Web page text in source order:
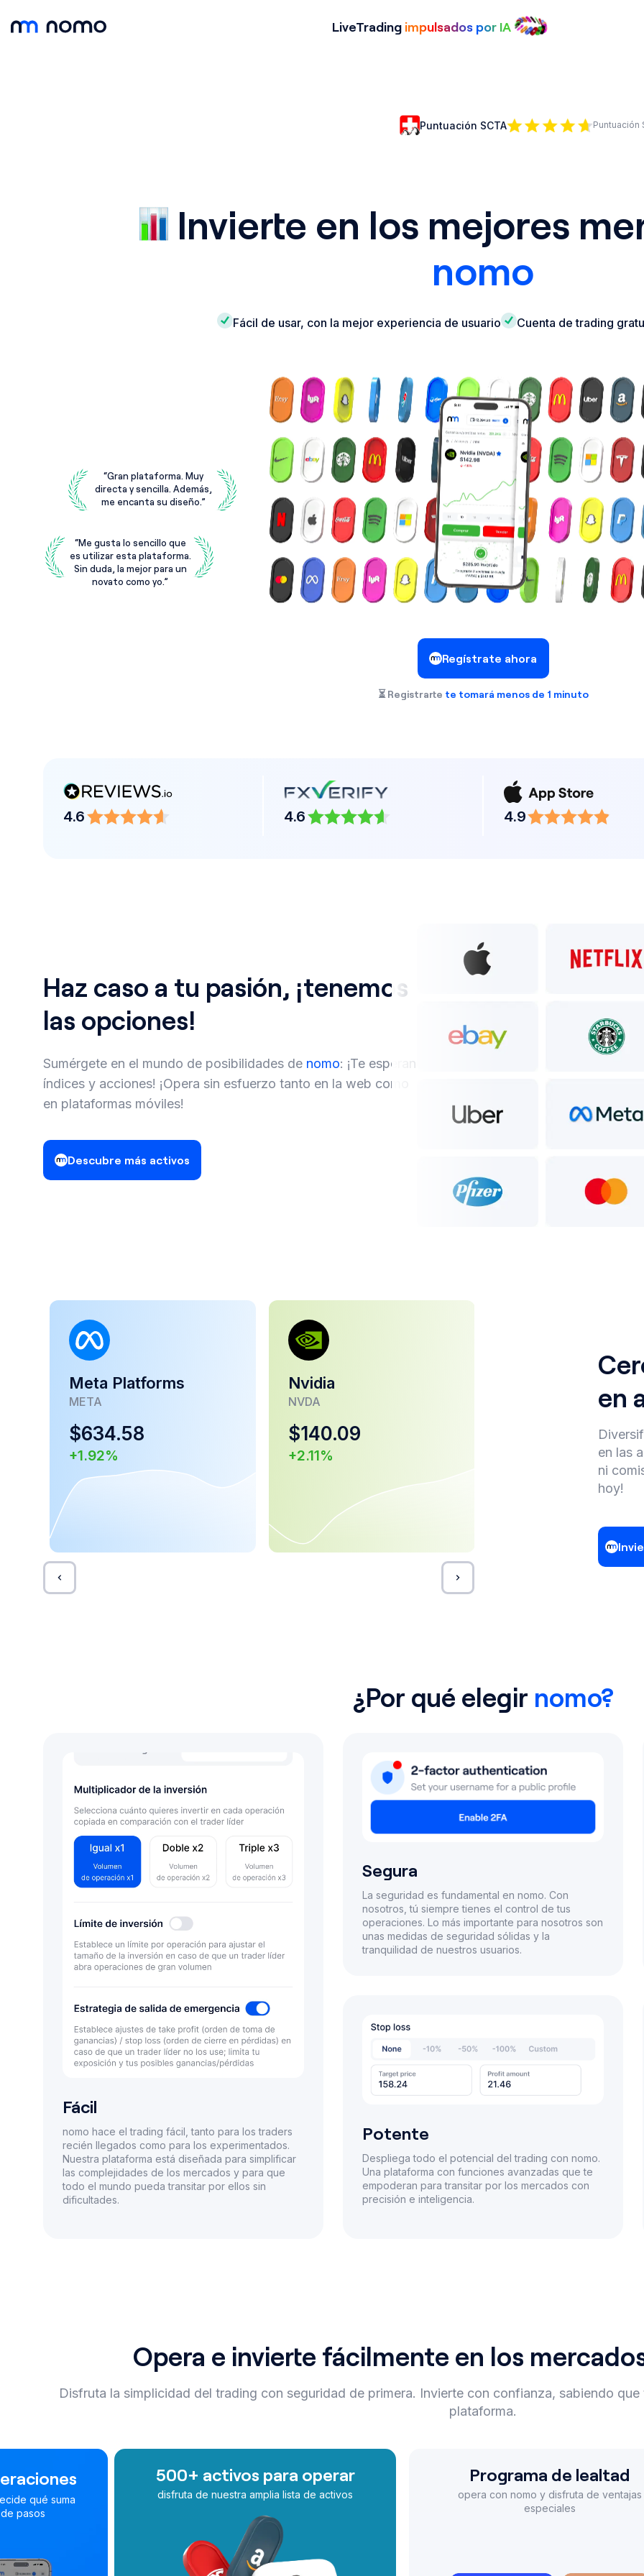
liveTrading impulsados por IA
Puntuación SCTA Puntuación
Invierte en los mejores
nomo
Fácil de usar, con la mejor experiencia de usuario Cuenta de trading
“Gran plataforma. Muy
directa y sencilla. Además,
me encanta su diseño.”
“Me gusta lo sencillo que
es utilizar esta plataforma.
Sin duda, la mejor para un
novato como yo.”
Regístrate ahora
⏳ Registrarte te tomará menos de 1 minuto
4.6 4.6 4.9
Haz caso a tu pasión, ¡tenemos
las opciones!
Sumérgete en el mundo de posibilidades de nomo: ¡Te esperan
índices y acciones! ¡Opera sin esfuerzo tanto en la web como
en plataformas móviles!
Descubre más activos
Meta Platforms
META
$634.58
+1.92%
Nvidia
NVDA
$140.09
+2.11%
en
en las
ni
hoy!
¿Por qué elegir nomo?
Fácil
nomo hace el trading fácil, tanto para los traders
recién llegados como para los experimentados.
Nuestra plataforma está diseñada para simplificar
las complejidades de los mercados y para que
todo el mundo pueda transitar por ellos sin
dificultades.
Segura
La seguridad es fundamental en nomo. Con
nosotros, tú siempre tienes el control de tus
operaciones. Lo más importante para nosotros son
unas medidas de seguridad sólidas y la
tranquilidad de nuestros usuarios.
Potente
Despliega todo el potencial del trading con nomo.
Una plataforma con funciones avanzadas que te
empoderan para transitar por los mercados con
precisión e inteligencia.
Opera e invierte fácilmente en los
Disfruta la simplicidad del trading con seguridad de primera. Invierte con confianza, sabiendo
plataforma.
activos para operar
disfruta de nuestra amplia lista de activos
Programa de lealtad
opera con nomo y disfruta de ventajas
diversifica tu
que ya